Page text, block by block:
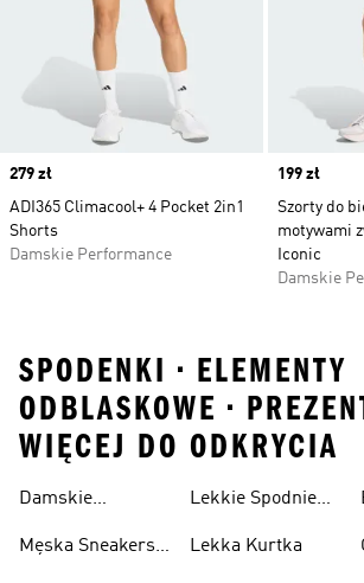
Price
279 zł
ADI365 Climacool+ 4 Pocket 2in1
Shorts
Damskie Performance
Price
199 zł
Szorty do
motywami
Iconic
Damskie
SPODENKI • ELEMENTY
ODBLASKOWE •
WIĘCEJ DO ODKRYCIA
Damskie
Przewiewne
Męska Sneakersy
Lekkie Spodnie
Lekka Kurtka